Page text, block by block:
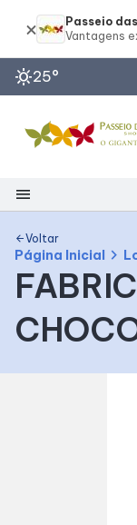
sunny25°
Horários de
Lojas
menu
Shopping
Mapa Interno
Como Chegar
arrow_backVoltar
Página Inicial chevron_right
Passeio